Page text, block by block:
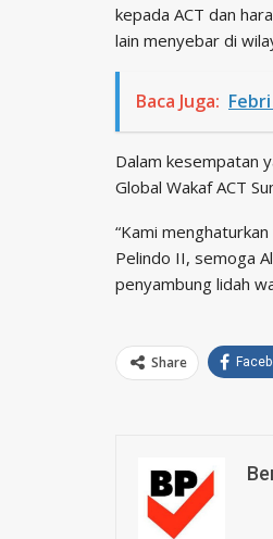
kepada ACT dan
lain menyebar di
Baca Juga:
Dalam kesempatan
Global Wakaf ACT
“Kami
Pelindo II, semoga
penyambung lidah
Share